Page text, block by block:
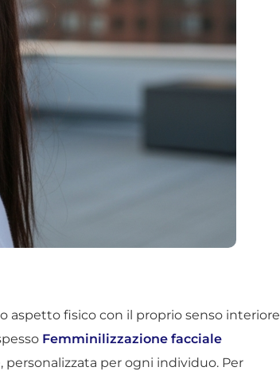
aspetto fisico con il proprio senso interiore
Femminilizzazione facciale
personalizzata per ogni individuo. Per